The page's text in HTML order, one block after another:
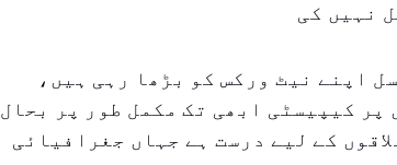
نہیں کی
اپنے نیٹ ورکس کو بڑھا رہی ہیں،
پر کیپیسٹی ابھی تک مکمل طور پر بحال
کے لیے درست ہے جہاں جغرافیائی